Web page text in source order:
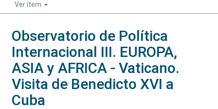
Ver ítem
Observatorio de Política
Internacional III. EUROPA,
ASIA y AFRICA - Vaticano.
Visita de Benedicto XVI a
Cuba